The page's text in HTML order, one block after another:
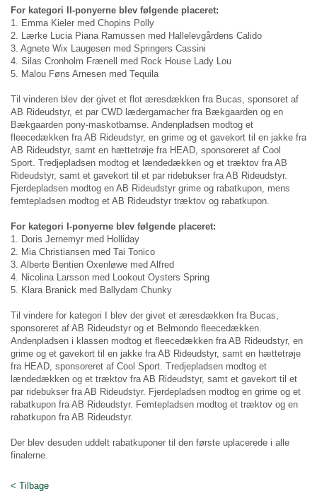
For kategori II-ponyerne blev følgende placeret:
1. Emma Kieler med Chopins Polly
2. Lærke Lucia Piana Ramussen med Hallelevgårdens Calido
3. Agnete Wix Laugesen med Springers Cassini
4. Silas Cronholm Frænell med Rock House Lady Lou
5. Malou Føns Arnesen med Tequila
Til vinderen blev der givet et flot æresdækken fra Bucas, sponsoret af
AB Rideudstyr, et par CWD lædergamacher fra Bækgaarden og en
Bækgaarden pony-maskotbamse. Andenpladsen modtog et
fleecedækken fra AB Rideudstyr, en grime og et gavekort til en jakke fra
AB Rideudstyr, samt en hættetrøje fra HEAD, sponsoreret af Cool
Sport. Tredjepladsen modtog et lændedækken og et træktov fra AB
Rideudstyr, samt et gavekort til et par ridebukser fra AB Rideudstyr.
Fjerdepladsen modtog en AB Rideudstyr grime og rabatkupon, mens
femtepladsen modtog et AB Rideudstyr træktov og rabatkupon.
For kategori I-ponyerne blev følgende placeret:
1. Doris Jernemyr med Holliday
2. Mia Christiansen med Tai Tonico
3. Alberte Bentien Oxenløwe med Alfred
4. Nicolina Larsson med Lookout Oysters Spring
5. Klara Branick med Ballydam Chunky
Til vindere for kategori I blev der givet et æresdækken fra Bucas,
sponsoreret af AB Rideudstyr og et Belmondo fleecedækken.
Andenpladsen i klassen modtog et fleecedækken fra AB Rideudstyr, en
grime og et gavekort til en jakke fra AB Rideudstyr, samt en hættetrøje
fra HEAD, sponsoreret af Cool Sport. Tredjepladsen modtog et
lændedækken og et træktov fra AB Rideudstyr, samt et gavekort til et
par ridebukser fra AB Rideudstyr. Fjerdepladsen modtog en grime og et
rabatkupon fra AB Rideudstyr. Femtepladsen modtog et træktov og en
rabatkupon fra AB Rideudstyr.
Der blev desuden uddelt rabatkuponer til den første uplacerede i alle
finalerne.
< Tilbage